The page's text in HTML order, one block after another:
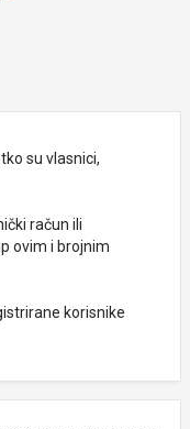
su vlasnici,
račun ili
ovim i brojnim
korisnike